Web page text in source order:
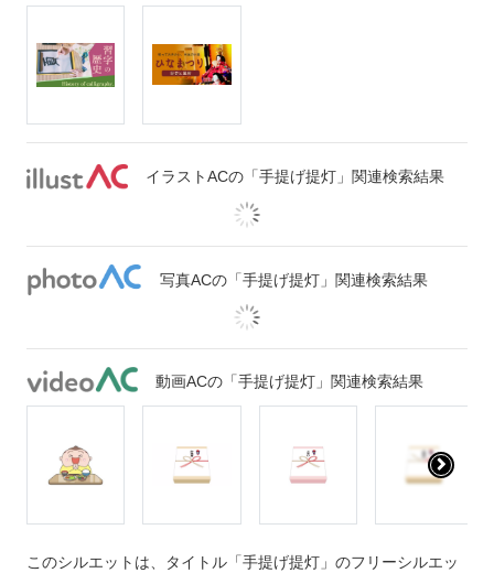
イラストACの「手提げ提灯」関連検索結果
写真ACの「手提げ提灯」関連検索結果
動画ACの「手提げ提灯」関連検索結果
このシルエットは、タイトル「手提げ提灯」のフリーシルエッ